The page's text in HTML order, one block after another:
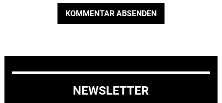
KOMMENTAR ABSENDEN
NEWSLETTER